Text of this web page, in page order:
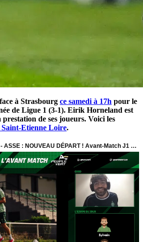
à Strasbourg ce samedi à 17h pour le
de Ligue 1 (3-1). Eirik Horneland est
de ses joueurs. Voici les
Etienne Loire.